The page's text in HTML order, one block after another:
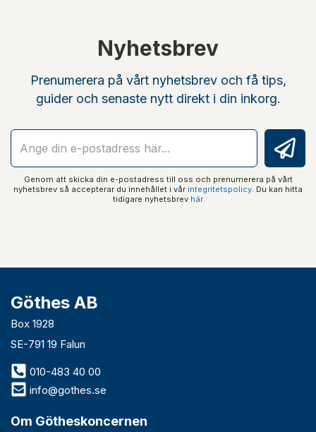
Nyhetsbrev
Prenumerera på vårt nyhetsbrev och få tips,
guider och senaste nytt direkt i din inkorg.
Genom att skicka din e-postadress till oss och prenumerera på vårt
nyhetsbrev så accepterar du innehållet i vår integritetspolicy. Du kan hitta
tidigare nyhetsbrev här
Göthes AB
Box 1928
SE-791 19 Falun
010-483 40 00
info@gothes.se
Om Götheskoncernen